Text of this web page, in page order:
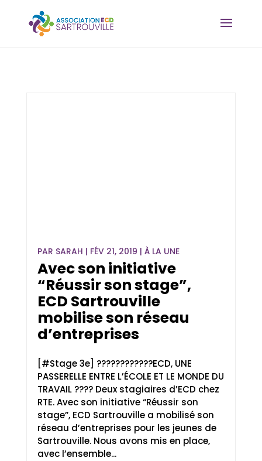
PAR SARAH | FÉV 21, 2019 |À LA UNE
Avec son initiative
“Réussir son stage”,
ECD Sartrouville
mobilise son réseau
d’entreprises
[#Stage 3e] ????????????ECD, UNE
PASSERELLE ENTRE L’ÉCOLE ET LE MONDE DU
TRAVAIL ???? Deux stagiaires d’ECD chez
RTE. Avec son initiative “Réussir son
stage”, ECD Sartrouville a mobilisé son
réseau d’entreprises pour les jeunes de
Sartrouville. Nous avons mis en place,
avec l’ensemble...